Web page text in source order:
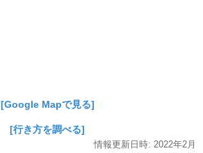
[Google Mapで見る]
[行き方を調べる]
情報更新日時: 2022年2月